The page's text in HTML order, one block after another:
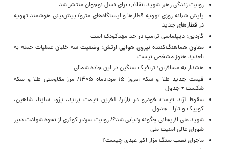
روایت زندگی رهبر شهید انقلاب برای نسل نوجوان منتشر شد
پایش شبانه روزی تهویه قطارها و ایستگاه‌های مترو/ پیش‌بینی هوشمند تهویه
در قطارهای جدید
گاردین: دیپلماسی ترامپ در حد مهدکودک است
معاون هماهنگ‌کننده نیروی هوایی ارتش: وضعیت سه خلبان عملیات حمله به
العدید هنوز مشخص نیست
هشدار به مسافران؛ ترافیک سنگین در این جاده شمالی
قیمت جدید طلا و سکه امروز ۱۵ مردادماه ۱۴۰۵/ مرز مقاومتی طلا و سکه
شکست + جدول
سقوط آزاد قیمت خودرو در بازار/ آخرین قیمت پراید، پژو، ساینا، شاهین،
کوییک و تارا + جدول
شهید علی لاریجانی چگونه ردیابی شد؟/ روایت سردار کوثری از نحوه شهادت دبیر
شورای عالی امنیت ملی
ماجرای نصب سنگ مزار اکبر عبدی چیست؟